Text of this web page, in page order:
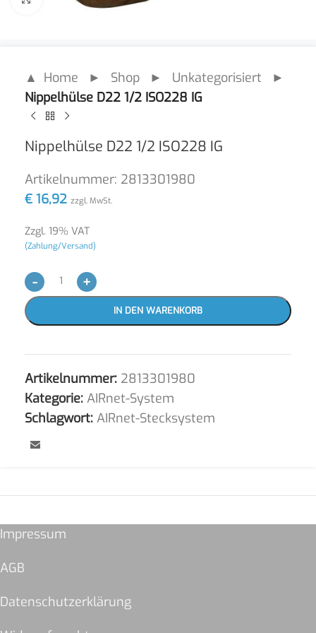
▲ Home ► Shop ► Unkategorisiert ►
Nippelhülse D22 1/2 ISO228 IG
Nippelhülse D22 1/2 ISO228 IG
Artikelnummer: 2813301980
€ 16,92 zzgl. MwSt.
Zzgl. 19% VAT
(Zahlung/Versand)
- +
IN DEN WARENKORB
Artikelnummer: 2813301980
Kategorie: AIRnet-System
Schlagwort: AIRnet-Stecksystem
Impressum
AGB
Datenschutzerklärung